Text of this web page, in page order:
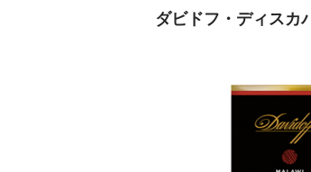
ダビドフ・ディスカ